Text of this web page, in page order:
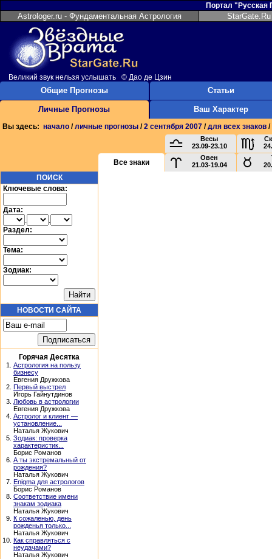
Портал "Русская
Astrologer.ru - Фундаментальная Астрология
Великий звук нельзя услышать © Дао де Цзин
Общие Прогнозы
Личные Прогнозы
Статьи
Ваш Характер
Вы здесь: начало /личные прогнозы /2 сентября 2007 /для всех знаков /
Весы
23.09-23.10
Все знаки
Овен
21.03-19.04
ПОИСК
Ключевые слова:
Дата:
.
.
Раздел:
Тема:
Зодиак:
НОВОСТИ САЙТА
Горячая Десятка
1. Астрология на пользу
бизнесу
Евгения Дружкова
2. Первый выстрел
Игорь Гайнутдинов
3. Любовь в астрологии
Евгения Дружкова
4. Астролог и клиент —
установление...
Наталья Жукович
5. Зодиак: проверка
характеристик...
Борис Романов
6. А ты экстремальный от
рождения?
Наталья Жукович
7. Enigma для астрологов
Борис Романов
8. Соответствие имени
знакам зодиака
Наталья Жукович
9. К сожаленью, день
рожденья только...
Наталья Жукович
10. Как справляться с
неудачами?
Наталья Жукович